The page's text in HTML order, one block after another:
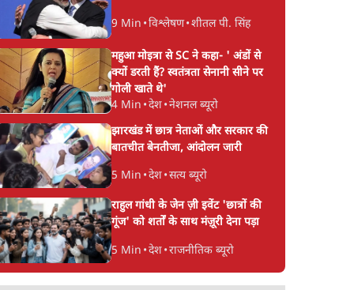
9 Min •विश्लेषण•शीतल पी. सिंह
महुआ मोइत्रा से SC ने कहा- ' अंडों से
क्यों डरती हैं? स्वतंत्रता सेनानी सीने पर
गोली खाते थे'
4 Min •देश•नेशनल ब्यूरो
झारखंड में छात्र नेताओं और सरकार की
बातचीत बेनतीजा, आंदोलन जारी
5 Min •देश•सत्य ब्यूरो
राहुल गांधी के जेन ज़ी इवेंट 'छात्रों की
गूंज' को शर्तों के साथ मंज़ूरी देना पड़ा
5 Min •देश•राजनीतिक ब्यूरो